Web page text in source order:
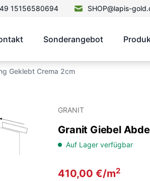
15156580694 SHOP@lapis-
Sonderangebot
Geklebt Crema 2cm
GRANIT
Granit Giebel
Auf Lager verfügbar
410,00€/m2